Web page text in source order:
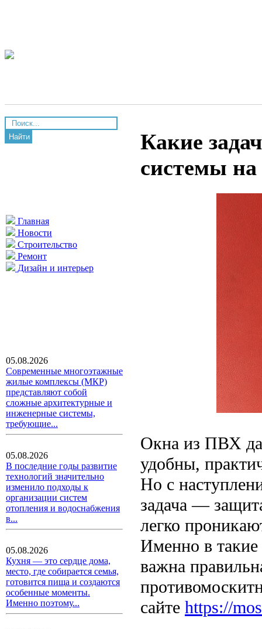
Найти
Главная
Новости
Строительство
Ремонт
Дизайн и интерьер
05.08.2026
Современные многоэтажные
жилые комплексы (МКР)
представляют собой
сложные архитектурные и
инженерные системы,
требующие...
05.08.2026
В последние годы развитие
технологий значительно
изменило подходы к
организации систем
отопления и водоснабжения
в...
05.08.2026
Кухня — это сердце дома,
место, где собирается семья,
готовится пища и создаются
особенные моменты.
Именно поэтому...
Какие
системы
Окна из ПВХ
удобны,
Но с
задача —
легко
Именно в такие
важна
сайте https://